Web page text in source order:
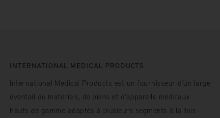
INTERNATIONAL MEDICAL PRODUCTS
International Medical Products est un fournisseur d’un large
éventail de matériels, de biens et d'appareils médicaux
hauts de gamme adaptés à plusieurs segments à la fois